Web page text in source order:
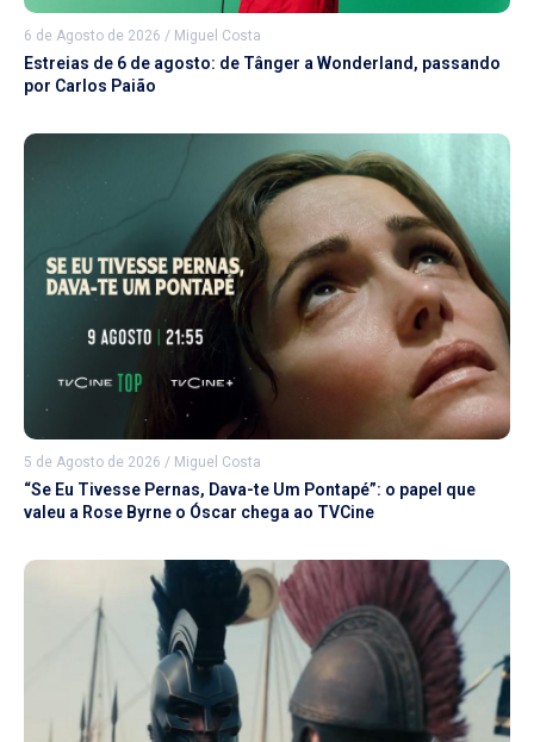
6 de Agosto de 2026 / Miguel Costa
Estreias de 6 de agosto: de Tânger a Wonderland, passando
por Carlos Paião
5 de Agosto de 2026 / Miguel Costa
“Se Eu Tivesse Pernas, Dava-te Um Pontapé”: o papel que
valeu a Rose Byrne o Óscar chega ao TVCine